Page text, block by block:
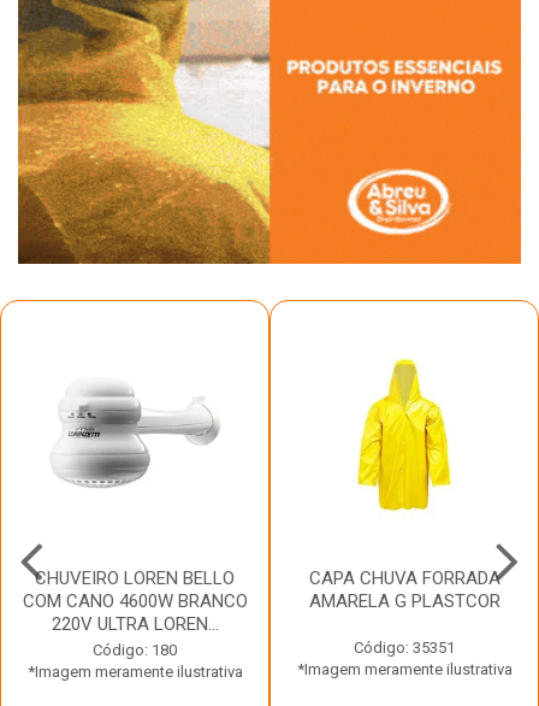
CHUVEIRO LOREN BELLO
COM CANO 4600W BRANCO
220V ULTRA LOREN...
Código: 180
*Imagem meramente ilustrativa
CAPA CHUVA FORRADA
AMARELA G PLASTCOR
Código: 35351
*Imagem meramente ilustrativa